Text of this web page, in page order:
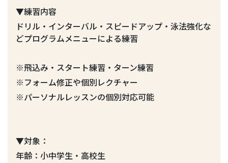
▼練習内容
ドリル・インターバル・スピードアップ・泳法強化な
どプログラムメニューによる練習
※飛込み・スタート練習・ターン練習
※フォーム修正や個別レクチャー
※パーソナルレッスンの個別対応可能
▼対象：
年齢：小中学生・高校生